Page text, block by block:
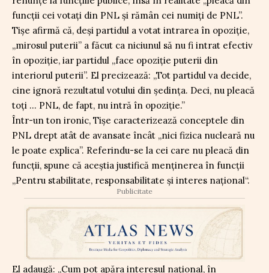
funcții cei votați din PNL și rămân cei numiți de PNL”.
Tișe afirmă că, deși partidul a votat intrarea în opoziție,
„mirosul puterii” a făcut ca niciunul să nu fi intrat efectiv
în opoziție, iar partidul „face opoziție puterii din
interiorul puterii”. El precizează: „Tot partidul va decide,
cine ignoră rezultatul votului din ședința. Deci, nu pleacă
toți … PNL, de fapt, nu intră în opoziție.”
Într-un ton ironic, Tișe caracterizează conceptele din
PNL drept atât de avansate încât „nici fizica nucleară nu
le poate explica”. Referindu-se la cei care nu pleacă din
funcții, spune că aceștia justifică menținerea în funcții
„Pentru stabilitate, responsabilitate și interes național“.
Publicitate
El adaugă: „Cum pot apăra interesul național, în